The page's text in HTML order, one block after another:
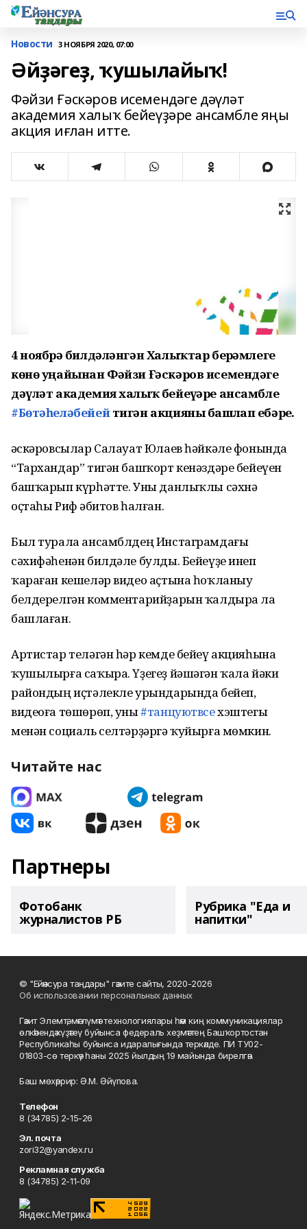
Новости 3 НОЯБРЯ 2020, 07:00
Әйҙәгеҙ, ҡушылайыҡ!
Фәйзи Ғәскәров исемендәге дәүләт
академия халыҡ бейеүҙәре ансамбле яңы
акция иғлан итте.
4 ноябрҙә билдәләнгән Халыҡтар берҙәмлеге
көнө уңайынан Фәйзи Ғәскәров исемендәге
дәүләт академия халыҡ бейеүҙәре ансамбле
#Бөтәһеләбейейтигән акцияны башлап ебәрҙе.
Ғәскәровсылар Салауат Юлаев һәйкәле фонында
“Тархандар” тигән башҡорт кенәздәре бейеүен
башҡарып күрһәтте. Уны данлыҡлы сәхнә
оҫтаһы Риф Ғәбитов һалған.
Был турала ансамблдең Инстаграмдағы
сәхифәһенән билдәле булды. Бейеүҙе инеп
ҡараған кешеләр видео аҫтына һоҡланыу
белдерелгән комментарийҙарын ҡалдыра ла
башлаған.
Артистар теләгән һәр кемде бейеү акцияһына
ҡушылырға саҡыра. Үҙегеҙ йәшәгән ҡала йәки
райондың иҫтәлекле урындарында бейеп,
видеоға төшөрөп, уны#танцуютвсехэштегы
менән социаль селтәрҙәргә ҡуйырға мөмкин.
Читайте нас
Партнеры
Фотобанк
журналистов РБ
Рубрика "Еда и
напитки"
© "Ейәнсура таңдары" гәзите сайты, 2020-2026
Об использовании персональных данных
Гәзит Элемтә, мәғлүмәт технологиялары һәм киң коммуникациялар
өлкәһендә күҙәтеү буйынса федераль хеҙмәттең Башҡортостан
Республикаһы буйынса идаралығында теркәлде. ПИ ТУ02-
01803-сө теркәү һаны 2025 йылдың 19 майында бирелгән.
Баш мөхәррир: Ә.М. Әйүпова.
Телефон
8 (34785) 2-15-26
Эл. почта
zori32@yandex.ru
Рекламная служба
8 (34785) 2-11-09